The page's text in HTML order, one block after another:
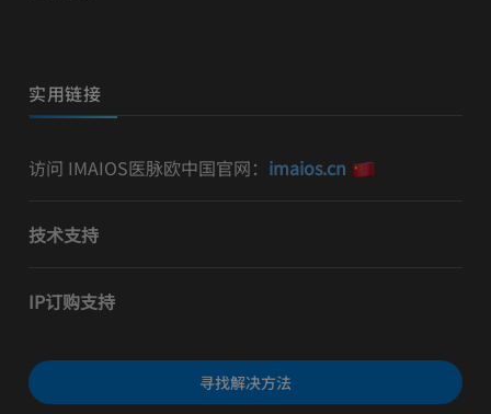
实用链接
访问 IMAIOS医脉欧中国官网： imaios.cn
技术支持
IP订购支持
寻找解决方法